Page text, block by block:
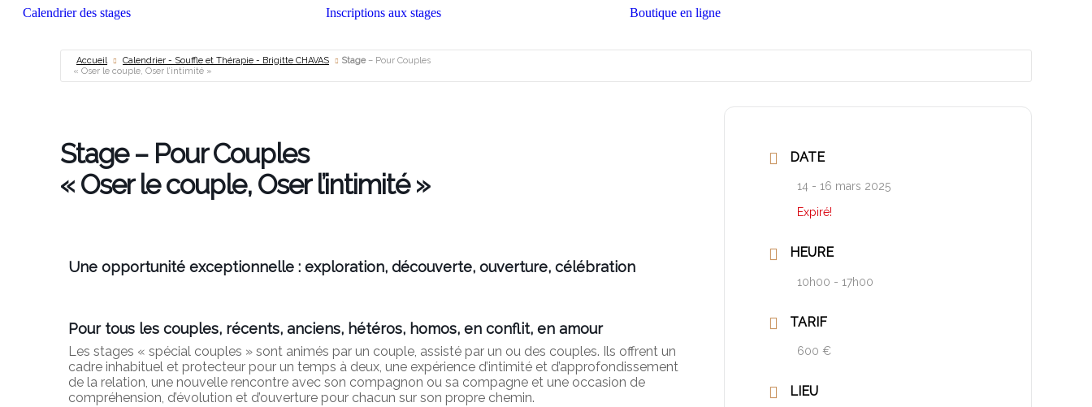
Calendrier des stages Inscriptions aux stages Boutique en ligne
Accueil Calendrier - Souffle et Thérapie - Brigitte CHAVAS Stage– Pour Couples
« Oser le couple, Oser l’intimité »
Stage– Pour Couples
« Oser le couple, Oser l’intimité »
Une opportunité exceptionnelle : exploration, découverte, ouverture, célébration
Pour tous les couples, récents, anciens, hétéros, homos, en conflit, en amour
Les stages « spécial couples » sont animés par un couple, assisté par un ou des couples. Ils offrent un
cadre inhabituel et protecteur pour un temps à deux, une expérience d’intimité et d’approfondissement
de la relation, une nouvelle rencontre avec son compagnon ou sa compagne et une occasion de
compréhension, d’évolution et d’ouverture pour chacun sur son propre chemin.
DATE
14 - 16 mars 2025
Expiré!
HEURE
10h00 - 17h00
TARIF
600 €
LIEU